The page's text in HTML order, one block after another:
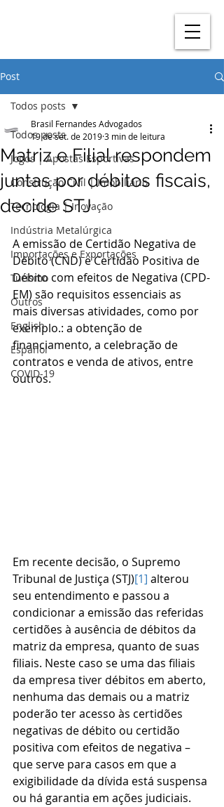
Post
Todos posts
Jogos | Apostas Esportivas
Construção Civil | Imobiliário
Tecnologia | Inovação
Indústria Metalúrgica
Importações e Exportações
Turismo
Outros
English
Español
COVID-19
Todos posts
Matriz e Filial respondem
juntas por débitos fiscais,
decide STJ
Brasil Fernandes Advogados
19 de set. de 20193 min de leitura
A emissão de Certidão Negativa de
Débito (CND) e Certidão Positiva de
Débito com efeitos de Negativa (CPD-
EM) são requisitos essenciais as
mais diversas atividades, como por
exemplo.: a obtenção de
financiamento, a celebração de
contratos e venda de ativos, entre
outros.
Em recente decisão, o Supremo
Tribunal de Justiça (STJ)[1] alterou
seu entendimento e passou a
condicionar a emissão das referidas
certidões à ausência de débitos da
matriz da empresa, quanto de suas
filiais. Neste caso se uma das filiais
da empresa tiver débitos em aberto,
nenhuma das demais ou a matriz
poderão ter acesso às certidões
negativas de débito ou certidão
positiva com efeitos de negativa –
que serve para casos em que a
exigibilidade da dívida está suspensa
ou há garantia em ações judiciais.